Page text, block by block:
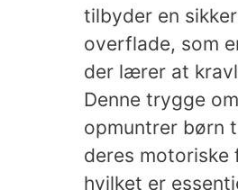
tilbyder en
overflade, som
der lærer at
Denne trygge
opmuntrer børn
deres
hvilket er